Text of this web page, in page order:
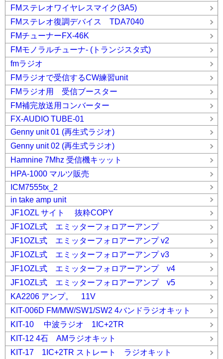
FMステレオワイヤレスマイク(3A5)
FMステレオ復調デバイス TDA7040
FMチューナーFX-46K
FMモノラルチューナ- (トランジスタ式)
fmラジオ
FMラジオで受信するCW練習unit
FMラジオ用 受信ブースター
FM補完放送用コンバーター
FX-AUDIO TUBE-01
Genny unit 01 (再生式ラジオ)
Genny unit 02 (再生式ラジオ)
Hamnine 7Mhz 受信機キッット
HPA-1000 マルツ販売
ICM7555tx_2
in take amp unit
JF1OZL サイト 抜粋COPY
JF1OZL式 エミッターフォロアーアンプ
JF1OZL式 エミッターフォロアーアンプ v2
JF1OZL式 エミッターフォロアーアンプ v3
JF1OZL式 エミッターフォロアーアンプ v4
JF1OZL式 エミッターフォロアーアンプ v5
KA2206 アンプ。 11V
KIT-006D FM/MW/SW1/SW2 4バンドラジオキット
KIT-10 中波ラジオ 1IC+2TR
KIT-12 4石 AMラジオキット
KIT-17 1IC+2TR ストレート ラジオキット